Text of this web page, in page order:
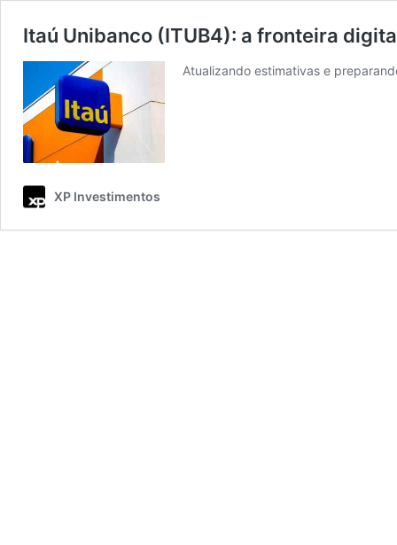
Itaú Unibanco (ITUB4): a fronteira
Atualizando estimativas e
XP Investimentos